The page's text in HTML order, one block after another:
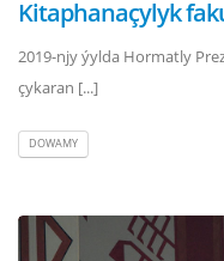
Kitaphanaçylyk
2019-njy ýylda Hormatly
çykaran [...]
DOWAMY